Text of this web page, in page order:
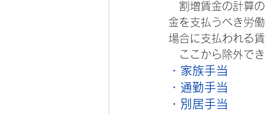
割増賃金の計算の
金を支払うべき労
場合に支払われる
ここから除外でき
・家族手当
・通勤手当
・別居手当